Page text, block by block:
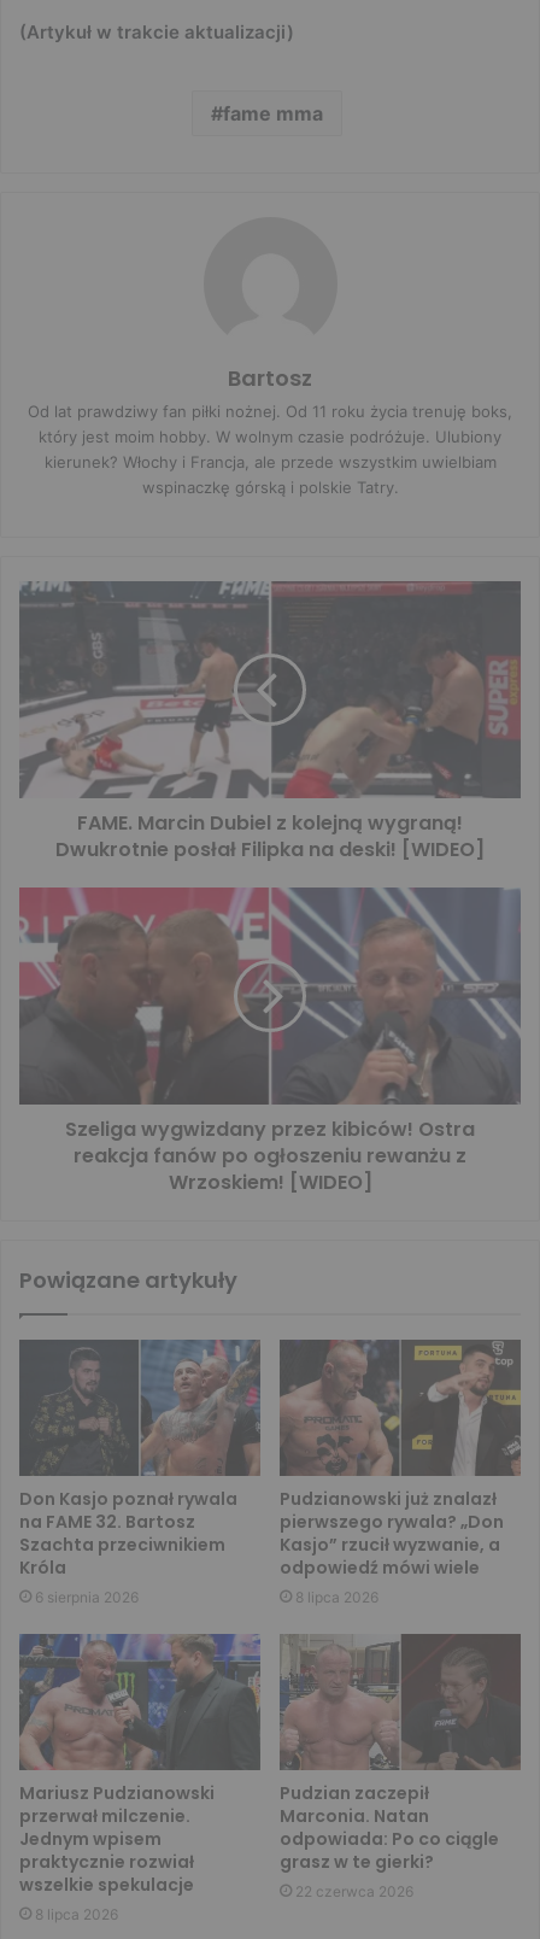
(Artykuł w trakcie aktualizacji)
fame mma
Bartosz
Od lat prawdziwy fan piłki nożnej. Od 11 roku życia trenuję boks,
który jest moim hobby. W wolnym czasie podróżuje. Ulubiony
kierunek? Włochy i Francja, ale przede wszystkim uwielbiam
wspinaczkę górską i polskie Tatry.
FAME. Marcin Dubiel z kolejną wygraną!
Dwukrotnie posłał Filipka na deski! [WIDEO]
Szeliga wygwizdany przez kibiców! Ostra
reakcja fanów po ogłoszeniu rewanżu z
Wrzoskiem! [WIDEO]
Powiązane artykuły
Don Kasjo poznał rywala
na FAME 32. Bartosz
Szachta przeciwnikiem
Króla
6 sierpnia 2026
Pudzianowski już znalazł
pierwszego rywala? „Don
Kasjo” rzucił wyzwanie, a
odpowiedź mówi wiele
8 lipca 2026
Mariusz Pudzianowski
przerwał milczenie.
Jednym wpisem
praktycznie rozwiał
wszelkie spekulacje
8 lipca 2026
Pudzian zaczepił
Marconia. Natan
odpowiada: Po co ciągle
grasz w te gierki?
22 czerwca 2026